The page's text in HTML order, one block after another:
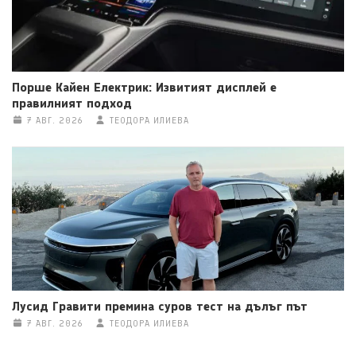
Порше Кайен Електрик: Извитият дисплей е
правилният подход
7 АВГ. 2026 ТЕОДОРА ИЛИЕВА
Лусид Гравити премина суров тест на дълъг път
7 АВГ. 2026 ТЕОДОРА ИЛИЕВА